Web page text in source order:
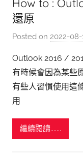
How to :
還原
Posted on 2022-08-
Outlook 2016 /
有時候會因為某些
有些人習慣使用這
用
繼續閱讀.......